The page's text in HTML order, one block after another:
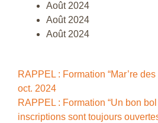
Août 2024
Août 2024
Août 2024
RAPPEL : Formation “Mar’re
oct. 2024
RAPPEL : Formation “Un bon bol
inscriptions sont toujours